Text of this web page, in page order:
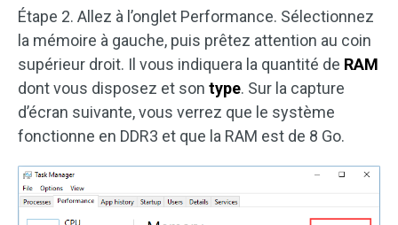
Étape 2. Allez à l’onglet Performance. Sélectionnez
la mémoire à gauche, puis prêtez attention au coin
supérieur droit. Il vous indiquera la quantité de RAM
dont vous disposez et son type. Sur la capture
d’écran suivante, vous verrez que le système
fonctionne en DDR3 et que la RAM est de 8 Go.